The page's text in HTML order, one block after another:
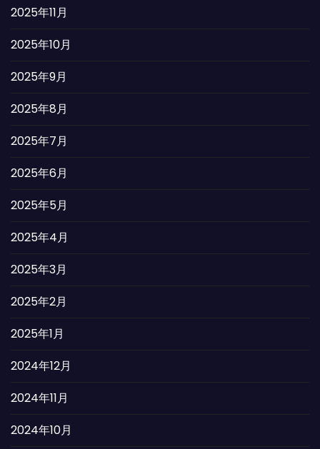
2025年11月
2025年10月
2025年9月
2025年8月
2025年7月
2025年6月
2025年5月
2025年4月
2025年3月
2025年2月
2025年1月
2024年12月
2024年11月
2024年10月